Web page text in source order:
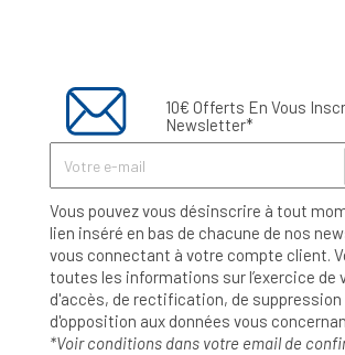
10€ Offerts En Vous
Newsletter*
Vous pouvez vous désinscrire à tout
lien inséré en bas de chacune de nos
vous connectant à votre compte client.
toutes les informations sur l’exercice de
d'accès, de rectification, de suppression
d'opposition aux données vous
*Voir conditions dans votre email de